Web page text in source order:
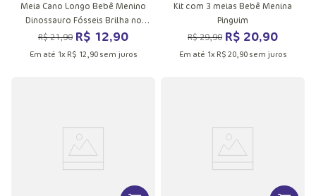
Meia Cano Longo Bebê Menino
Dinossauro Fósseis Brilha no
Escuro
R$21,90 R$ 12,90
Em até 1x R$ 12,90sem juros
Kit com 3 meias Bebê Menina
Pinguim
R$29,90 R$ 20,90
Em até 1x R$ 20,90sem juros